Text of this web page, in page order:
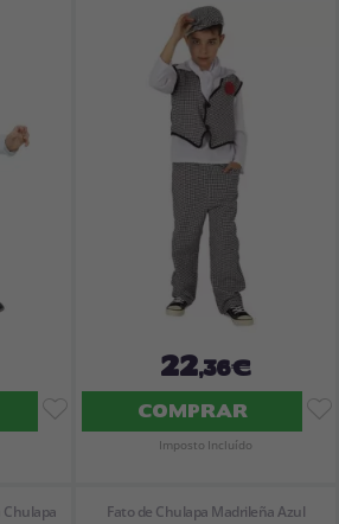
nossa loja virtual, verificar o status de seus
suas operações anteriores.
Estávamos esperando por você.
CONTA
22,36€
COMPRAR
Imposto Incluído
Fato de Chulapa Madrileña Azul